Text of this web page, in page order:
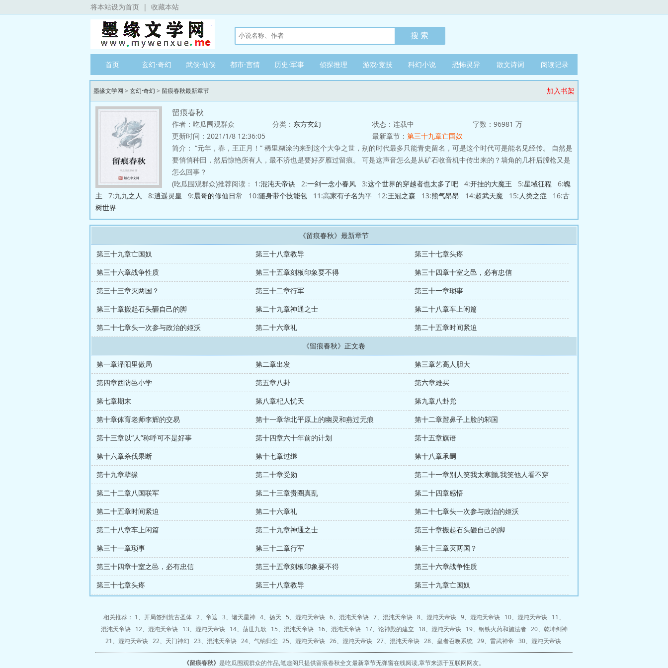
将本站设为首页 | 收藏本站
首页 玄幻·奇幻 武侠·仙侠 都市·言情 历史·军事 侦探推理 游戏·竞技 科幻小说 恐怖灵异 散文诗词 阅读记录
墨缘文学网 > 玄幻·奇幻 > 留痕春秋最新章节 加入书架
留痕春秋
作者：吃瓜围观群众 分类： 东方玄幻 状态：连载中
字数：96981 万
更新时间：2021/1/8 12:36:05
最新章节： 第三十九章亡国奴
简介： “元年，春，王正月！” 稀里糊涂的来到这个大争之世，别的时代最多只能青史留名，可是这个时代可是能名见经传。 自然是
要悄悄种田，然后惊艳所有人，最不济也是要好歹雁过留痕。 可是这声音怎么是从矿石收音机中传出来的？墙角的几杆后膛枪又是
怎么回事？
(吃瓜围观群众)推荐阅读： 1:混沌天帝诀 2:一剑一念小春风 3:这个世界的穿越者也太多了吧 4:开挂的大魔王 5:星域征程 6:魄
主 7:九九之人 8:逍遥灵皇 9:晨哥的修仙日常 10:随身带个技能包 11:高家有子名为平 12:王冠之森 13:熊气昂昂 14:超武天魔 15:人类之症 16:古
树世界
《留痕春秋》最新章节
第三十九章亡国奴
第三十八章教导
第三十七章头疼
第三十六章战争性质
第三十五章刻板印象要不得
第三十四章十室之邑，必有忠信
第三十三章灭两国？
第三十二章行军
第三十一章琐事
第三十章搬起石头砸自己的脚
第二十九章神通之士
第二十八章车上闲篇
第二十七章头一次参与政治的姬沃
第二十六章礼
第二十五章时间紧迫
《留痕春秋》正文卷
第一章泽阳里做局
第二章出发
第三章艺高人胆大
第四章西防邑小学
第五章八卦
第六章难买
第七章期末
第八章杞人忧天
第九章八卦党
第十章体育老师李辉的交易
第十一章华北平原上的幽灵和燕过无痕
第十二章蹬鼻子上脸的邾国
第十三章以“人”称呼可不是好事
第十四章六十年前的计划
第十五章旗语
第十六章杀伐果断
第十七章过继
第十八章承嗣
第十九章孽缘
第二十章受勋
第二十一章别人笑我太寒颤,我笑他人看不穿
第二十二章八国联军
第二十三章贵圈真乱
第二十四章感悟
第二十五章时间紧迫
第二十六章礼
第二十七章头一次参与政治的姬沃
第二十八章车上闲篇
第二十九章神通之士
第三十章搬起石头砸自己的脚
第三十一章琐事
第三十二章行军
第三十三章灭两国？
第三十四章十室之邑，必有忠信
第三十五章刻板印象要不得
第三十六章战争性质
第三十七章头疼
第三十八章教导 第三十九章亡国奴
相关推荐： 1、 开局签到荒古圣体 2、 帝遮 3、 诸天星神 4、 扬天 5、 混沌天帝诀 6、 混沌天帝诀 7、 混沌天帝诀 8、 混沌天帝诀 9、 混沌天帝诀 10、 混沌天帝诀 11、
混沌天帝诀12、 混沌天帝诀13、 混沌天帝诀14、 荡世九歌 15、 混沌天帝诀16、 混沌天帝诀17、 论神殿的建立 18、 混沌天帝诀19、 钢铁火药和施法者20、 乾坤剑神
21、 混沌天帝诀 22、 天门神幻 23、 混沌天帝诀 24、 气纳归尘 25、 混沌天帝诀 26、 混沌天帝诀 27、 混沌天帝诀 28、 皇者召唤系统 29、 雷武神帝 30、 混沌天帝诀
《留痕春秋》 是吃瓜围观群众的作品,笔趣阁只提供留痕春秋全文最新章节无弹窗在线阅读,章节来源于互联网网友。